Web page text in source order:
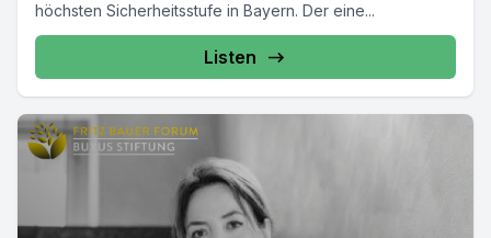
höchsten Sicherheitsstufe in Bayern. Der eine...
Listen